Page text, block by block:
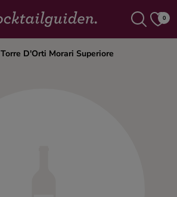
0
Torre D'Orti Morari Superiore